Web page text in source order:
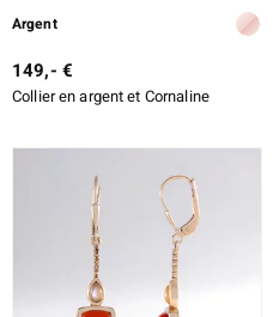
Argent
149,- €
Collier en argent et Cornaline